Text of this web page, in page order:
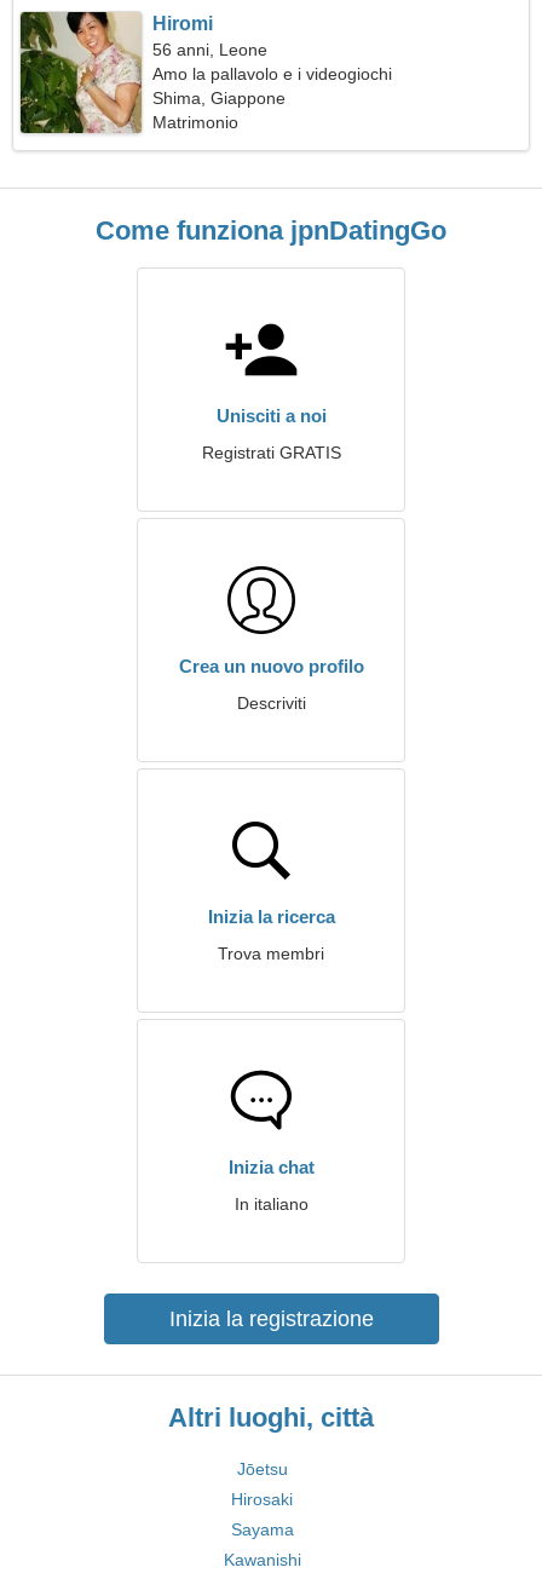
Hiromi
56 anni, Leone
Amo la pallavolo e i videogiochi
Shima, Giappone
Matrimonio
Come funziona jpnDatingGo
Unisciti a noi
Registrati GRATIS
Crea un nuovo profilo
Descriviti
Inizia la ricerca
Trova membri
Inizia chat
In italiano
Inizia la registrazione
Altri luoghi, città
Jōetsu
Hirosaki
Sayama
Kawanishi